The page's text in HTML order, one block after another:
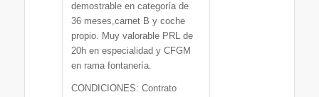
demostrable en categoría de
36 meses,carnet B y coche
propio. Muy valorable PRL de
20h en especialidad y CFGM
en rama fontanería.
CONDICIONES: Contrato